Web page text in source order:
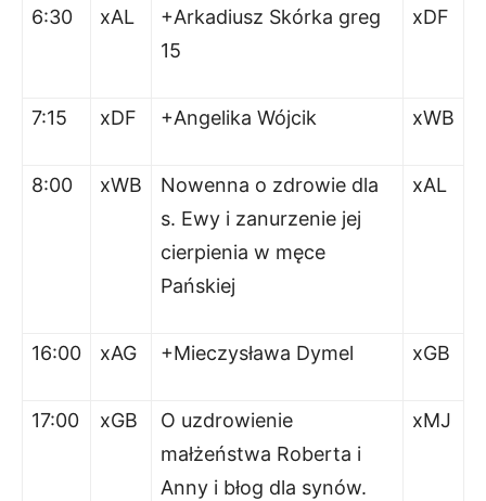
6:30 xAL
+Arkadiusz Skórka greg
15
xDF
7:15 xDF +Angelika Wójcik xWB
8:00 xWB
Nowenna o zdrowie dla
s. Ewy i zanurzenie jej
cierpienia w męce
Pańskiej
xAL
16:00 xAG +Mieczysława Dymel xGB
17:00 xGB
O uzdrowienie
małżeństwa Roberta i
Anny i błog dla synów.
xMJ